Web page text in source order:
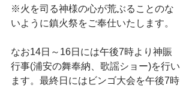
※火を司る神様の心が荒ぶることのな
いように鎮火祭をご奉仕いたします。
なお14日～16日には午後7時より神賑
行事(浦安の舞奉納、歌謡ショー)を行い
ます。最終日にはビンゴ大会を午後7時